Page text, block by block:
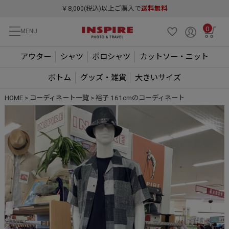
￥8,000(税込)以上ご購入で送料無料
MENU 0
アウター シャツ ポロシャツ カットソー・ニット
ボトム グッズ・雑貨 大きいサイズ
HOME コーディネート一覧 裕子 161cmのコーディネート